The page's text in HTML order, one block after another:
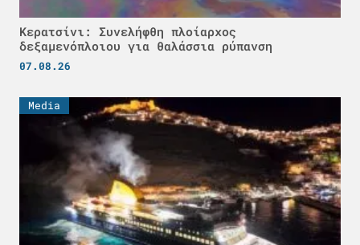
Κερατσίνι: Συνελήφθη πλοίαρχος
δεξαμενόπλοιου για θαλάσσια ρύπανση
07.08.26
Media